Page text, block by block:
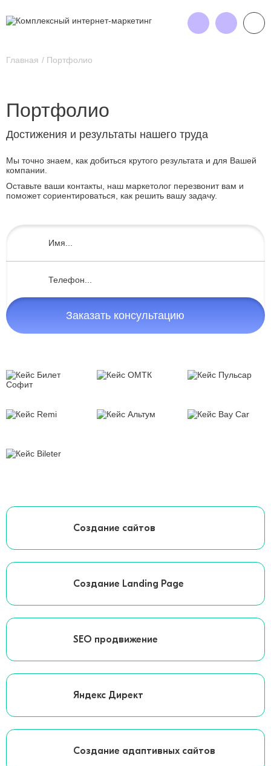
Главная Портфолио
Портфолио
Достижения и результаты нашего труда
Мы точно знаем, как добиться крутого результата и для Вашей
компании.
Оставьте ваши контакты, наш маркетолог перезвонит вам и
поможет сориентироваться, как решить вашу задачу.
Заказать консультацию
Создание сайтов
Создание Landing Page
SEO продвижение
Яндекс Директ
Создание адаптивных сайтов